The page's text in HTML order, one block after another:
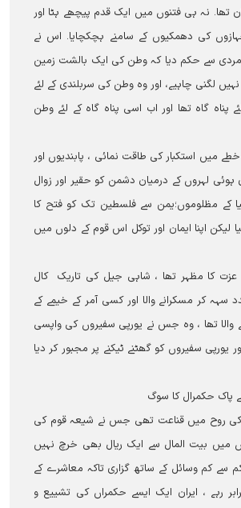
نہ ہی فتنوں میں ایک قدم پیچھے ہٹا اور
کی دھمکیوں کے سامنے ہچکچایا۔ اس نے
سے حکم دیا کہ وطن کی ایک بالشت زمین
لگنی چاہیے، اور وہ وطن کی سربلندی کے لئے
پناہ گاہ تھا اور اب اسی پناہ گاہ کے لئے وطن
خطے میں استکبار کی طاقت نمائی ، پابندیوں اور
لہروں کے درمیان دشمن کو حقیر اور زوال
کے مظلوموں؛یمن سے فلسطین تک کو فتح کا
لیکن اپنا ایمان اور توکل اس قوم کے دلوں میں
عزت کا مظہر تھا ، شاہی جیل کی تاریک کال
سہہ کر مسکرانے والا اور کسی آمر کے خیمے کے
والا تھا ، وہ جس نے یورپی سفیروں کی واپسی
یورپی سفیروں کو گھٹنے ٹیکنے پر مجبور کر دیا
پاک حکمرال کا سوگ
میں قناعت تھی جس نے شیعہ قوم کی
میں بیت المال سے ایک ریال بھی خرچ نہیں
کم سے کم وسائل کے ساتھ گزاری تاکہ معاشرے کے
رہے ، ایران ایک ایسے حکمراں کی تشییع و